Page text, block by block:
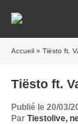
Accueil » Tiësto ft.
Tiësto ft.
Publié le 20/03/
Par Tiestolive,